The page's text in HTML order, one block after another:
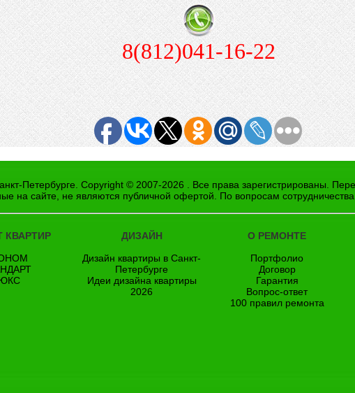
8(812)041-16-22
Петербурге. Copyright © 2007-2026 . Все права зарегистрированы.
на сайте, не являются публичной офертой. По вопросам
КВАРТИР
ДИЗАЙН
Дизайн квартиры в Санкт-
Петербурге
Идеи дизайна квартиры
2026
О РЕМОНТЕ
Портфолио
Договор
Гарантия
Вопрос-ответ
100 правил ремонта